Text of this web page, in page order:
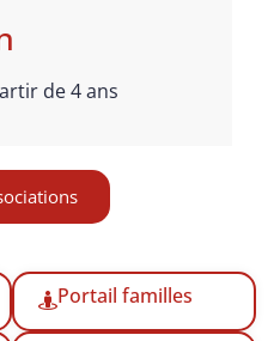
de 4 ans
Portail familles